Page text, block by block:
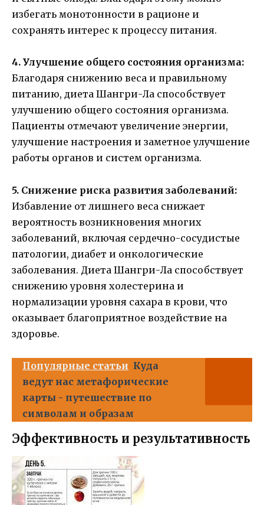
избегать монотонности в рационе и
сохранять интерес к процессу питания.
4. Улучшение общего состояния организма:
Благодаря снижению веса и правильному
питанию, диета Шангри-Ла способствует
улучшению общего состояния организма.
Пациенты отмечают увеличение энергии,
улучшение настроения и заметное улучшение
работы органов и систем организма.
5. Снижение риска развития заболеваний:
Избавление от лишнего веса снижает
вероятность возникновения многих
заболеваний, включая сердечно-сосудистые
патологии, диабет и онкологические
заболевания. Диета Шангри-Ла способствует
снижению уровня холестерина и
нормализации уровня сахара в крови, что
оказывает благоприятное воздействие на
здоровье.
Популярные статьи Куда
ведут нас метафорические
карты - путешествие по
символам и образам
Эффективность и результативность